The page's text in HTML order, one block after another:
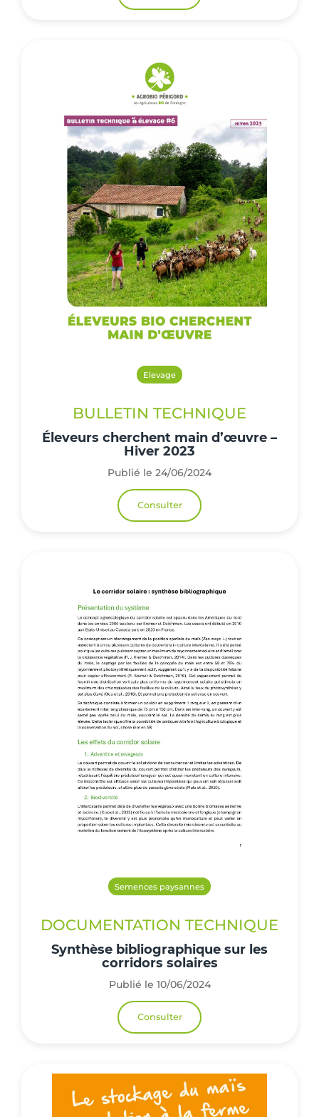
Elevage
BULLETIN TECHNIQUE
Éleveurs cherchent main d’œuvre –
Hiver 2023
Publié le 24/06/2024
Consulter
Semences paysannes
DOCUMENTATION TECHNIQUE
Synthèse bibliographique sur les
corridors solaires
Publié le 10/06/2024
Consulter